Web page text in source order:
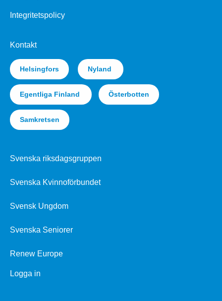
Integritetspolicy
Kontakt
Helsingfors Nyland
Egentliga Finland Österbotten
Samkretsen
Svenska riksdagsgruppen
Svenska Kvinnoförbundet
Svensk Ungdom
Svenska Seniorer
Renew Europe
Logga in